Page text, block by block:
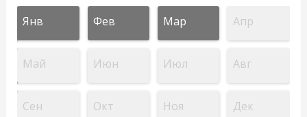
Янв Фев Мар Апр
Май Июн Июл Авг
Сен Окт Ноя Дек